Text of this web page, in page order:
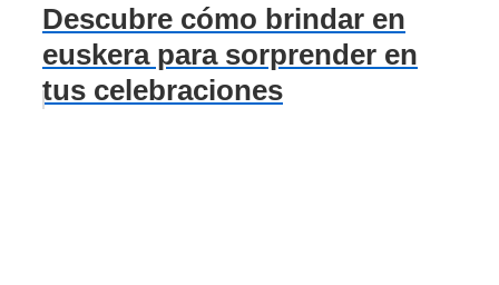
Descubre cómo brindar en
euskera para sorprender en
tus celebraciones